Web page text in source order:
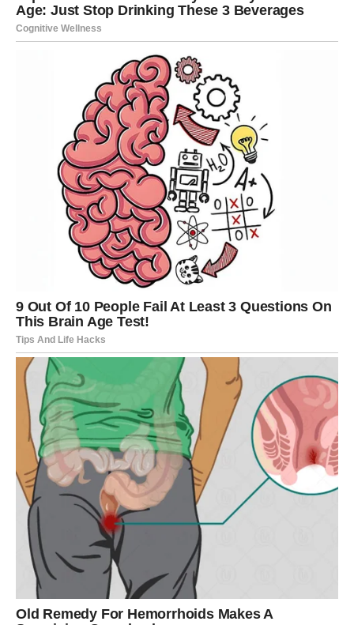
Možda ćeš upoznati osobu koja će ti pomoći u poslu.
Možda će ti se javiti neko iz prošlosti sa iskrenim
namjerama. Nije isključeno ni pomirenje koje će oboma
Ovaj period posebno naglašava intuiciju. Obrati pažnju na
znakove koje ti život šalje. Ponekad jedna rečenica ili
sasvim običan susret mogu pokrenuti lanac događaja koji
vodi velikoj sreći.
Na emotivnom planu dolazi više iskrenosti. Maske padaju
i konačno ćeš znati na koga možeš računati.
Ako već neko vrijeme razmišljaš o promjeni posla, selidbi
ili novom projektu, upravo sada možeš dobiti informacije
koje će ti pomoći da doneseš pravu odluku.
Poruka drugog delfina je:
Prave osobe ulaze u tvoj život onda kada si spreman da
ih prepoznaš.